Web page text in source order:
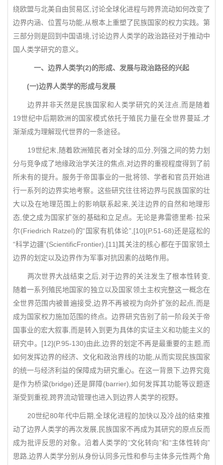
绕欧盟与北美自由贸易区,讨论全球化进程与跨界流动如何改变了
边界内涵、位置与功能,从根本上重塑了民族国家的权力实践。第
三部分则是回到中国语境,讨论边界人类学的政治路径对于推动中
国人类学研究的意义。
一、边界人类学(2)的形成、发展与政治路径的兴起
(一)边界人类学的形成与发展
边界并非天然是民族国家和人类学研究的关注点,而是随着
19世纪中后期欧洲的国家模式依托于殖民力量在全世界蔓延,才
渐渐成为理解现代世界的一条途径。
19世纪末,随着欧洲殖民者对全球的瓜分,列强之间的势力划
分与竞争成了地缘政治学关注的焦点,对边界的重视程度得到了前
所未有的提升。服务于帝国事业的一批将领、学者和官员开始进
行一系列的边界实地考察。这些研究往往将边界与民族国家的壮
大以及在地理范围上的影响联系起来,关注边界的自然和地理形
态,使之成为国家扩张的基础和立足点。无论是弗雷德里希·拉采
尔(Friedrich Ratzel)的“国家有机体论”,[10](P.51-68)还是寇松的
“科学边疆”(ScientificFrontier),[11]其关注的核心都在于国家领土
边界的划定以及边界作为军事对抗因素的战略作用。
两次世界大战结束之后,对于边界的关注发生了根本性转变,
随着一系列殖民地国家的独立以及国家领土主权完整这一概念在
全世界范围内被普遍接受,边界不再被视为向外扩张的起点,而是
成为国家权力施加范围的终点。边界研究告别了前一阶段关于帝
国事业的宏大叙事,而是转入到更为具体的实证主义和功能主义的
研究中。[12](P.95-130)由此,边界的划定不再是最重要的主题,而
如何发挥边界的经济、文化和政治界线的功能,从而实现民族国家
的统一与经济利益的保障成为研究重心。在这一背景下,边界究竟
是作为桥梁(bridge)还是屏障(barrier),如何发挥其功能等议题逐
渐受到重视,跨界流动管理也进入到边界人类学的视野。
20世纪80年代中后期,全球化进程的加快以及冷战的结束推
动了边界人类学的再次发展,民族国家不再成为其研究的原点反而
成为批评反思的对象。沿着人类学的“文化转向”和“主体性转向”
思路,边界人类学分别从身份认同多元性和参与主体多元性两个角